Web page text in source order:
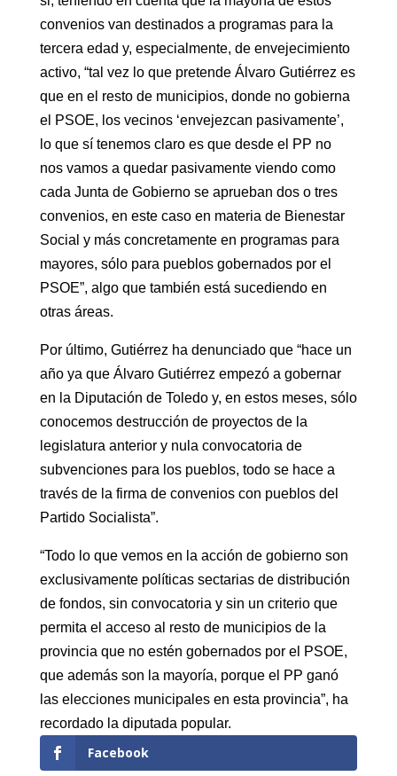
convenios van destinados a programas para la
tercera edad y, especialmente, de envejecimiento
activo, “tal vez lo que pretende Álvaro Gutiérrez es
que en el resto de municipios, donde no gobierna
el PSOE, los vecinos ‘envejezcan pasivamente’,
lo que sí tenemos claro es que desde el PP no
nos vamos a quedar pasivamente viendo como
cada Junta de Gobierno se aprueban dos o tres
convenios, en este caso en materia de Bienestar
Social y más concretamente en programas para
mayores, sólo para pueblos gobernados por el
PSOE”, algo que también está sucediendo en
otras áreas.
Por último, Gutiérrez ha denunciado que “hace un
año ya que Álvaro Gutiérrez empezó a gobernar
en la Diputación de Toledo y, en estos meses, sólo
conocemos destrucción de proyectos de la
legislatura anterior y nula convocatoria de
subvenciones para los pueblos, todo se hace a
través de la firma de convenios con pueblos del
Partido Socialista”.
“Todo lo que vemos en la acción de gobierno son
exclusivamente políticas sectarias de distribución
de fondos, sin convocatoria y sin un criterio que
permita el acceso al resto de municipios de la
provincia que no estén gobernados por el PSOE,
que además son la mayoría, porque el PP ganó
las elecciones municipales en esta provincia”, ha
recordado la diputada popular.
Facebook